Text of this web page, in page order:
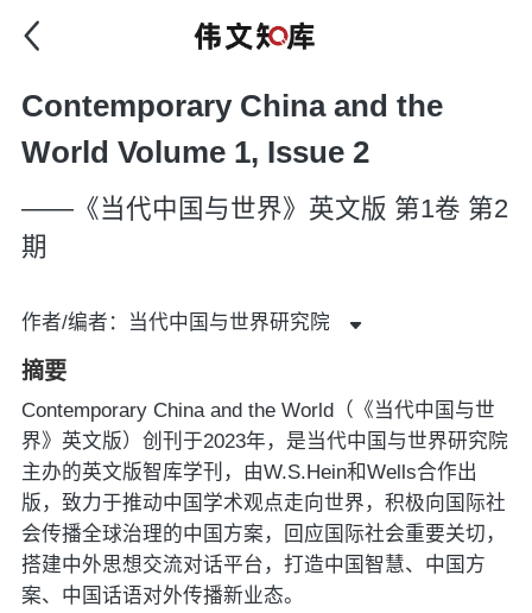
Contemporary China and the
World Volume 1, Issue 2
——《当代中国与世界》英文版 第1卷 第2
期
作者/编者：当代中国与世界研究院
摘要
Contemporary China and the World（《当代中国与世
界》英文版）创刊于2023年，是当代中国与世界研究院
主办的英文版智库学刊，由W.S.Hein和Wells合作出
版，致力于推动中国学术观点走向世界，积极向国际社
会传播全球治理的中国方案，回应国际社会重要关切，
搭建中外思想交流对话平台，打造中国智慧、中国方
案、中国话语对外传播新业态。